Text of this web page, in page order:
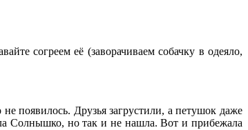
согреем её (заворачиваем собачку в одеяло,
Друзья загрустили, а петушок даже
Солнышко, но так и не нашла. Вот и прибежала